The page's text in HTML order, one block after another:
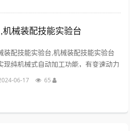
用双出杆、单作用双出杆....
械装配技能实验台
装配技能实验台,机械装配技能实验台
现纯机械式自动加工功能，有变速动力
设备提供两路传动动力，一路动力通过
06-17 65